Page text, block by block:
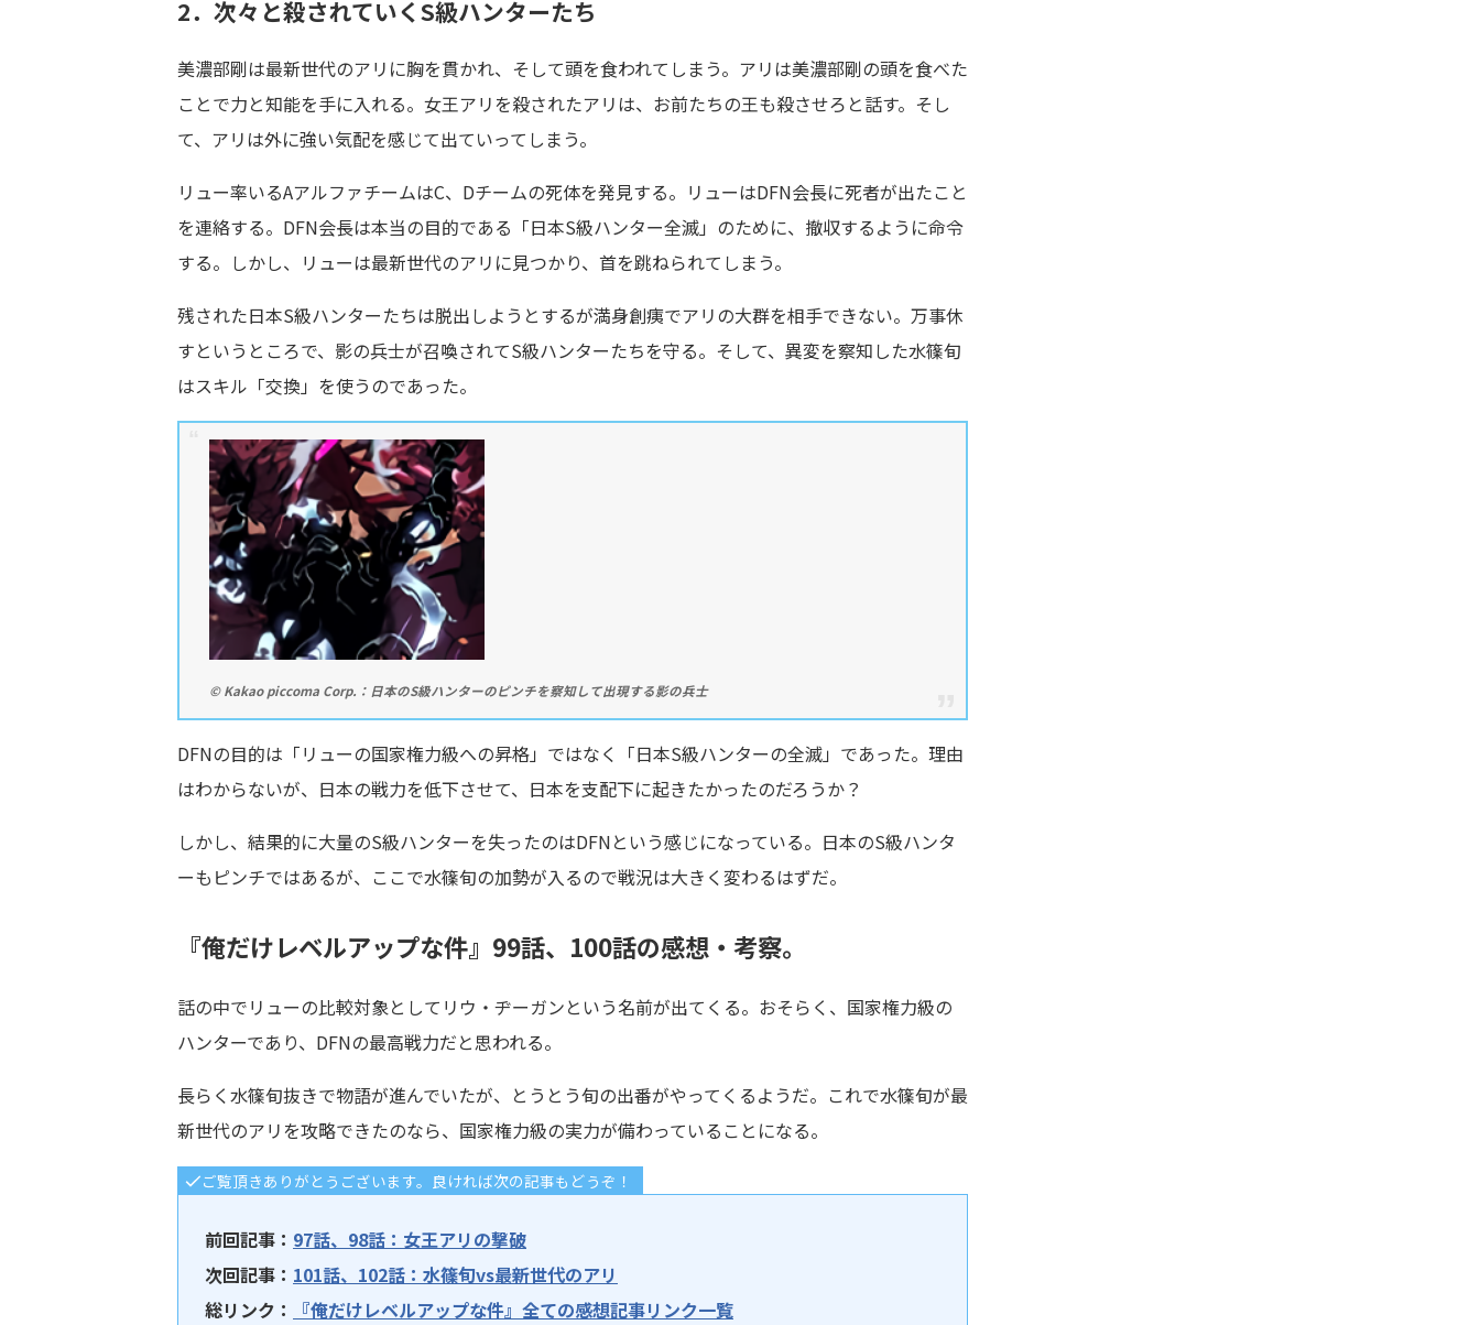
2．次々と殺されていくS級ハンターたち
美濃部剛は最新世代のアリに胸を貫かれ、そして頭を食われてしまう。アリは美濃部剛の頭を食べた
ことで力と知能を手に入れる。女王アリを殺されたアリは、お前たちの王も殺させろと話す。そし
て、アリは外に強い気配を感じて出ていってしまう。
リュー率いるAアルファチームはC、Dチームの死体を発見する。リューはDFN会長に死者が出たこと
を連絡する。DFN会長は本当の目的である「日本S級ハンター全滅」のために、撤収するように命令
する。しかし、リューは最新世代のアリに見つかり、首を跳ねられてしまう。
残された日本S級ハンターたちは脱出しようとするが満身創痍でアリの大群を相手できない。万事休
すというところで、影の兵士が召喚されてS級ハンターたちを守る。そして、異変を察知した水篠旬
はスキル「交換」を使うのであった。
© Kakao piccoma Corp.：日本のS級ハンターのピンチを察知して出現する影の兵士
DFNの目的は「リューの国家権力級への昇格」ではなく「日本S級ハンターの全滅」であった。理由
はわからないが、日本の戦力を低下させて、日本を支配下に起きたかったのだろうか？
しかし、結果的に大量のS級ハンターを失ったのはDFNという感じになっている。日本のS級ハンタ
ーもピンチではあるが、ここで水篠旬の加勢が入るので戦況は大きく変わるはずだ。
『俺だけレベルアップな件』99話、100話の感想・考察。
話の中でリューの比較対象としてリウ・ヂーガンという名前が出てくる。おそらく、国家権力級の
ハンターであり、DFNの最高戦力だと思われる。
長らく水篠旬抜きで物語が進んでいたが、とうとう旬の出番がやってくるようだ。これで水篠旬が最
新世代のアリを攻略できたのなら、国家権力級の実力が備わっていることになる。
ご覧頂きありがとうございます。良ければ次の記事もどうぞ！
前回記事： 97話、98話：女王アリの撃破
次回記事： 101話、102話：水篠旬vs最新世代のアリ
総リンク：
『俺だけレベルアップな件』全ての感想記事リンク一覧